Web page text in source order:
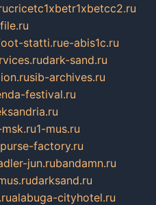
cricetc1xbetr1xbetcc2.ru
statti.rue-abis1c.ru
dark-sand.ru
sib-archives.ru
festival.ru
1-mus.ru
purse-factory.ru
jun.rubandamn.ru
darksand.ru
alabuga-cityhotel.ru